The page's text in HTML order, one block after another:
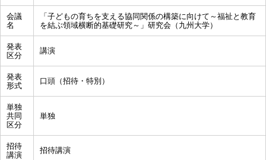
会議
名
「子どもの育ちを支える協同関係の構築に向けて～福祉と教育
を結ぶ領域横断的基礎研究～」研究会（九州大学）
発表
区分
講演
発表
形式
口頭（招待・特別）
単独
共同
区分
単独
招待
講演
招待講演